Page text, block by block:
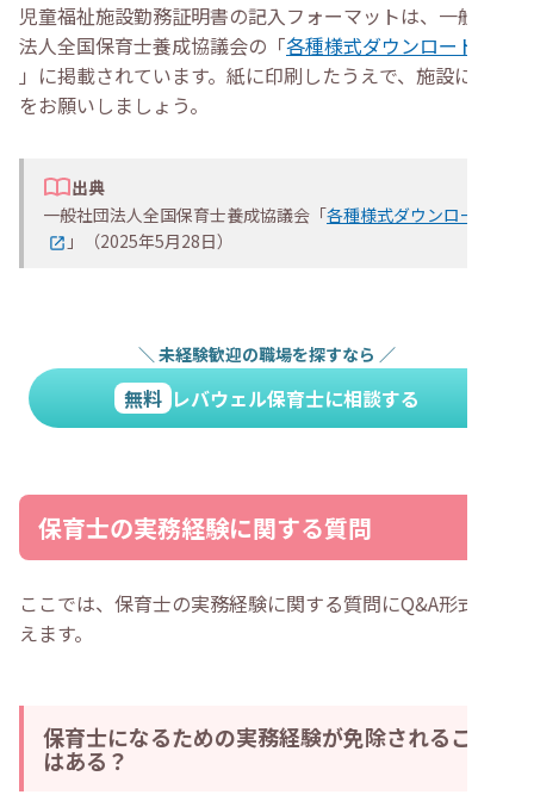
児童福祉施設勤務証明書の記入フォーマットは、一般社団
法人全国保育士養成協議会の「各種様式ダウンロード
」に掲載されています。紙に印刷したうえで、施設に記入
をお願いしましょう。
出典
一般社団法人全国保育士養成協議会「各種様式ダウンロード
」（2025年5月28日）
＼ 未経験歓迎の職場を探すなら ／
無料 レバウェル保育士に相談する
保育士の実務経験に関する質問
ここでは、保育士の実務経験に関する質問にQ&A形式で答
えます。
保育士になるための実務経験が免除されること
はある？